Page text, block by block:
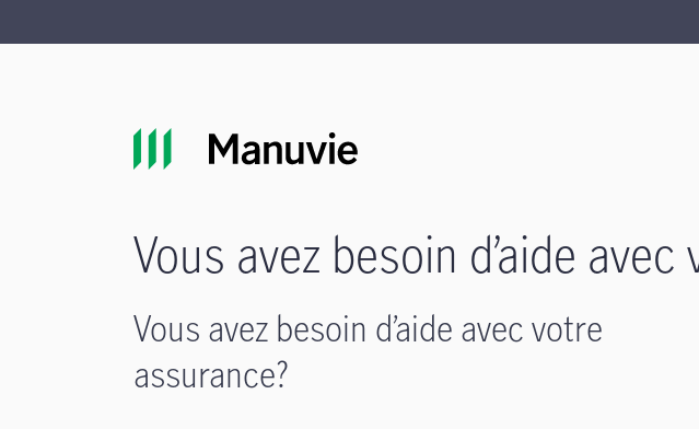
Vous avez besoin d’aide
Vous avez besoin d’aide avec votre
assurance?